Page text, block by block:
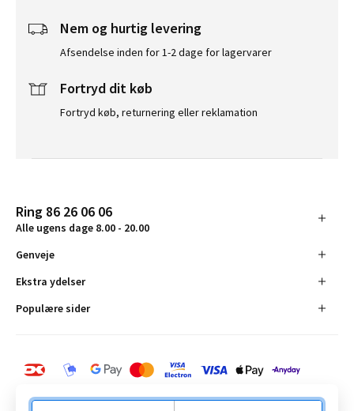
Nem og hurtig levering
Afsendelse inden for 1-2 dage for lagervarer
Fortryd dit køb
Fortryd køb, returnering eller reklamation
Ring 86 26 06 06
Alle ugens dage 8.00 - 20.00
Genveje
Ekstra ydelser
Populære sider